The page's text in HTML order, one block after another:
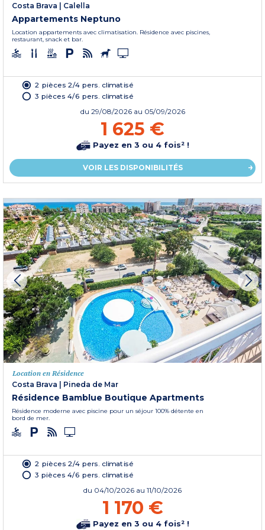
Costa Brava
Calella
Appartements Neptuno
Location appartements avec climatisation. Résidence avec piscines,
restaurant, snack et bar.
2 pièces 2/4 pers. climatisé
3 pièces 4/6 pers. climatisé
du 29/08/2026 au 05/09/2026
1 625 €
Payez en 3 ou 4 fois² !
VOIR LES DISPONIBILITÉS
Location en Résidence
Costa Brava
Pineda de Mar
Résidence Bamblue Boutique Apartments
Résidence moderne avec piscine pour un séjour 100% détente en
bord de mer.
2 pièces 2/4 pers. climatisé
3 pièces 4/6 pers. climatisé
du 04/10/2026 au 11/10/2026
1 170 €
Payez en 3 ou 4 fois² !